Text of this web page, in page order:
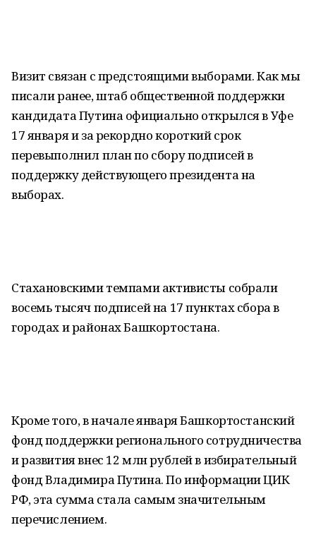
Визит связан с предстоящими выборами. Как мы
писали ранее, штаб общественной поддержки
кандидата Путина официально открылся в Уфе
17 января и за рекордно короткий срок
перевыполнил план по сбору подписей в
поддержку действующего президента на
выборах.
Стахановскими темпами активисты собрали
восемь тысяч подписей на 17 пунктах сбора в
городах и районах Башкортостана.
Кроме того, в начале января Башкортостанский
фонд поддержки регионального сотрудничества
и развития внес 12 млн рублей в избирательный
фонд Владимира Путина. По информации ЦИК
РФ, эта сумма стала самым значительным
перечислением.